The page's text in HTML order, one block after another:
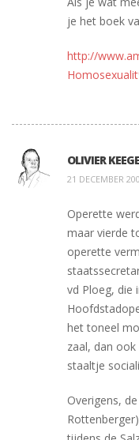
je het boek
http://
OLIVIER
21 DECEMBER
Operette
maar vierde
operette
vd Ploeg, die
het toneel
zaal, dan
staaltje
Overigens,